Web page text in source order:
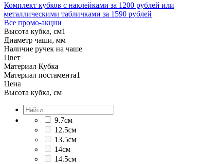
Комплект кубков с наклейками за 1200 рублей или
металлическими табличками за 1590 рублей
Все промо-акции
Высота кубка, см1
Диаметр чаши, мм
Наличие ручек на чаше
Цвет
Материал Кубка
Материал постамента1
Цена
Высота кубка, см
9.7см
12.5см
13.5см
14см
14.5см